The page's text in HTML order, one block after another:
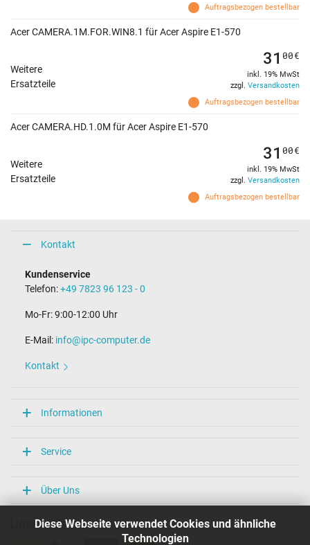
Diese Webseite verwendet Cookies und ähnliche
Technologien
Auftragsbezogen bestellbar
Acer CAMERA.1M.FOR.WIN8.1 für Acer Aspire E1-570
Weitere
Ersatzteile
Auftragsbezogen bestellbar
31 00€
inkl. 19% MwSt
zzgl. Versandkosten
Acer CAMERA.HD.1.0M für Acer Aspire E1-570
Weitere
Ersatzteile
Auftragsbezogen bestellbar
31 00€
inkl. 19% MwSt
zzgl. Versandkosten
Kontakt
Kundenservice
Telefon:+49 7823 96 123 - 0
Mo-Fr: 9:00-12:00 Uhr
E-Mail: info@ipc-computer.de
Kontakt
Informationen
Service
Über Uns
Unsere Versandarten